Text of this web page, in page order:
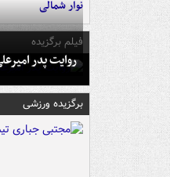
نوار شمالی
فیلم برگزیده
روایت پدر
برگزیده ورزشی